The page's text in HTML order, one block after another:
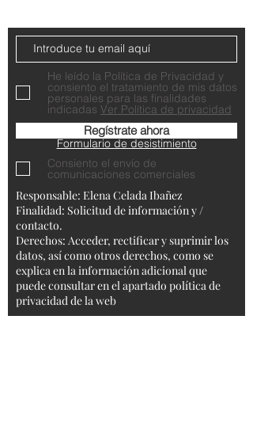
He leído la Política de Privacidad y
consiento el tratamiento de mis datos
personales para las finalidades
indicadas Ver Política de privacidad
Regístrate ahora
Consiento el envío de
comunicaciones comerciales
Responsable: Elena Celada Ibañez
Finalidad: Solicitud de información y /
contacto.
Derechos: Acceder, rectificar y suprimir los
datos, así como otros derechos, como se
explica en la información adicional que
puede consultar en el apartado política de
privacidad de la web
Formulario de desistimiento